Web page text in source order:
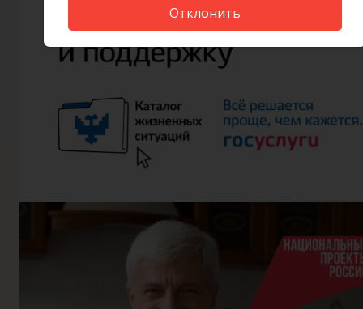
Отклонить